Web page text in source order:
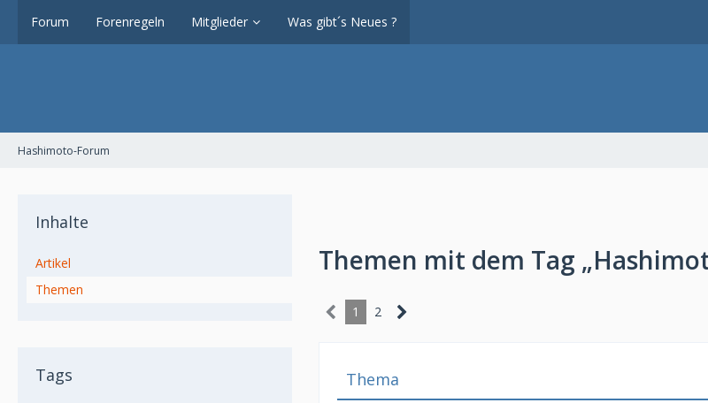
Forum Forenregeln Mitglieder Was gibt´s Neues ?
Hashimoto-Forum
Inhalte
Artikel
Themen
Tags
Themen mit dem Tag
1 2
Thema